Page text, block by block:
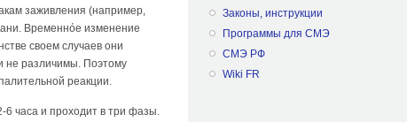
заживления (например,
Временнόе изменение
своем случаев они
не различимы. Поэтому
реакции.
6 часа и проходит в три фазы.
Законы, инструкции
Программы для СМЭ
СМЭ РФ
Wiki FR